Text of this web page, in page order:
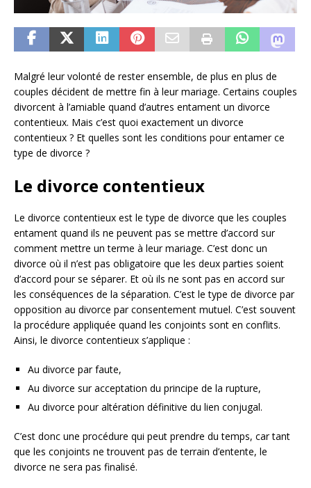
Malgré leur volonté de rester ensemble, de plus en plus de
couples décident de mettre fin à leur mariage. Certains couples
divorcent à l’amiable quand d’autres entament un divorce
contentieux. Mais c’est quoi exactement un divorce
contentieux ? Et quelles sont les conditions pour entamer ce
type de divorce ?
Le divorce contentieux
Le divorce contentieux est le type de divorce que les couples
entament quand ils ne peuvent pas se mettre d’accord sur
comment mettre un terme à leur mariage. C’est donc un
divorce où il n’est pas obligatoire que les deux parties soient
d’accord pour se séparer. Et où ils ne sont pas en accord sur
les conséquences de la séparation. C’est le type de divorce par
opposition au divorce par consentement mutuel. C’est souvent
la procédure appliquée quand les conjoints sont en conflits.
Ainsi, le divorce contentieux s’applique :
Au divorce par faute,
Au divorce sur acceptation du principe de la rupture,
Au divorce pour altération définitive du lien conjugal.
C’est donc une procédure qui peut prendre du temps, car tant
que les conjoints ne trouvent pas de terrain d’entente, le
divorce ne sera pas finalisé.